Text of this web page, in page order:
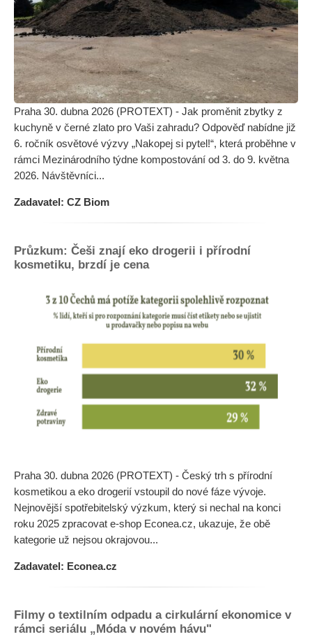
Praha 30. dubna 2026 (PROTEXT) - Jak proměnit zbytky z
kuchyně v černé zlato pro Vaši zahradu? Odpověď nabídne již
6. ročník osvětové výzvy „Nakopej si pytel!“, která proběhne v
rámci Mezinárodního týdne kompostování od 3. do 9. května
2026. Návštěvníci...
Zadavatel: CZ Biom
Průzkum: Češi znají eko drogerii i přírodní
kosmetiku, brzdí je cena
Praha 30. dubna 2026 (PROTEXT) - Český trh s přírodní
kosmetikou a eko drogerií vstoupil do nové fáze vývoje.
Nejnovější spotřebitelský výzkum, který si nechal na konci
roku 2025 zpracovat e-shop Econea.cz, ukazuje, že obě
kategorie už nejsou okrajovou...
Zadavatel: Econea.cz
Filmy o textilním odpadu a cirkulární ekonomice v
rámci seriálu „Móda v novém hávu"